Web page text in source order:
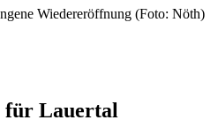
Wiedereröffnung (Foto: Nöth)
für Lauertal